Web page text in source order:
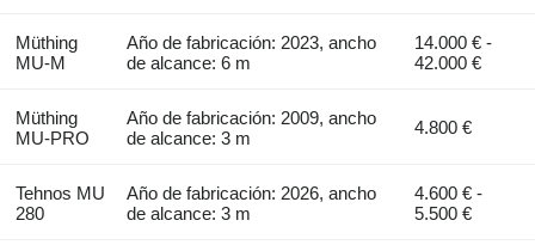
Müthing
MU-M
Año de fabricación: 2023, ancho
de alcance: 6 m
14.000 € -
42.000 €
Müthing
MU-PRO
Año de fabricación: 2009, ancho
de alcance: 3 m
4.800 €
Tehnos MU
280
Año de fabricación: 2026, ancho
de alcance: 3 m
4.600 € -
5.500 €